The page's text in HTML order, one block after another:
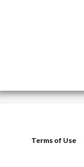
Terms of Use